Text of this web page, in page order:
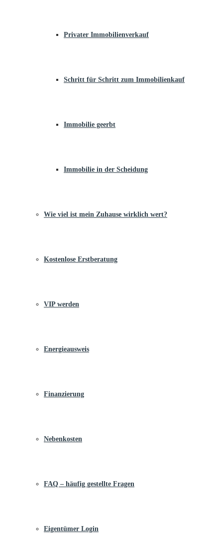
Privater Immobilienverkauf
Schritt für Schritt zum Immobilienkauf
Immobilie geerbt
Immobilie in der Scheidung
Wie viel ist mein Zuhause wirklich wert?
Kostenlose Erstberatung
VIP werden
Energieausweis
Finanzierung
Nebenkosten
FAQ – häufig gestellte Fragen
Eigentümer Login